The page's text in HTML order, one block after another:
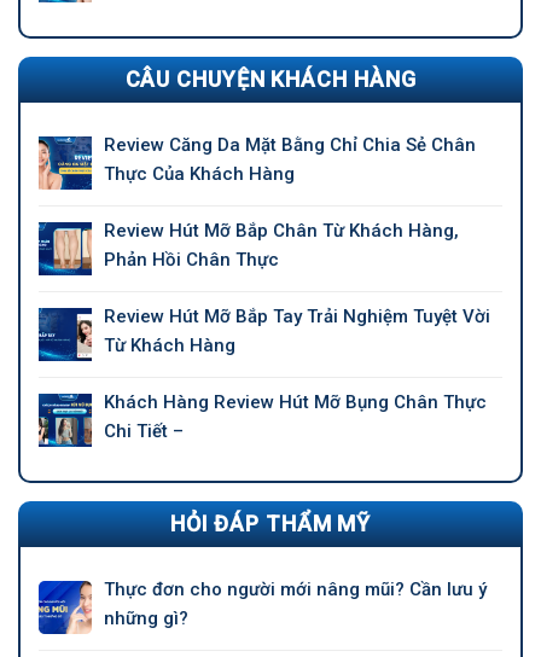
CÂU CHUYỆN KHÁCH HÀNG
Review Căng Da Mặt Bằng Chỉ Chia Sẻ Chân
Thực Của Khách Hàng
Review Hút Mỡ Bắp Chân Từ Khách Hàng,
Phản Hồi Chân Thực
Review Hút Mỡ Bắp Tay Trải Nghiệm Tuyệt Vời
Từ Khách Hàng
Khách Hàng Review Hút Mỡ Bụng Chân Thực
Chi Tiết –
HỎI ĐÁP THẨM MỸ
Thực đơn cho người mới nâng mũi? Cần lưu ý
những gì?